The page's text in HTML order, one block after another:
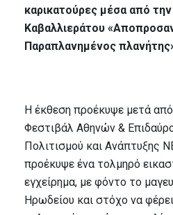
καρικατούρες μέσα από
Καβαλλιεράτου
Παραπλανημένος
Η έκθεση προέκυψε μετά
Φεστιβάλ Αθηνών &
Πολιτισμού και Ανάπτυξης
προέκυψε ένα τολμηρό
εγχείρημα, με φόντο το
Ηρωδείου και στόχο να